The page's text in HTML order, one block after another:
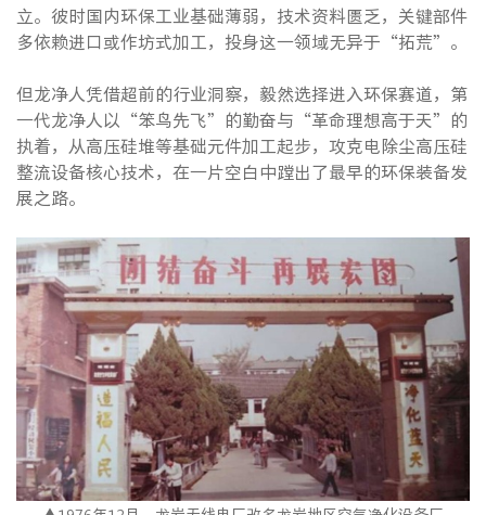
立。彼时国内环保工业基础薄弱，技术资料匮乏，关键部件
多依赖进口或作坊式加工，投身这一领域无异于“拓荒”。
但龙净人凭借超前的行业洞察，毅然选择进入环保赛道，第
一代龙净人以“笨鸟先飞”的勤奋与“革命理想高于天”的
执着，从高压硅堆等基础元件加工起步，攻克电除尘高压硅
整流设备核心技术，在一片空白中蹚出了最早的环保装备发
展之路。